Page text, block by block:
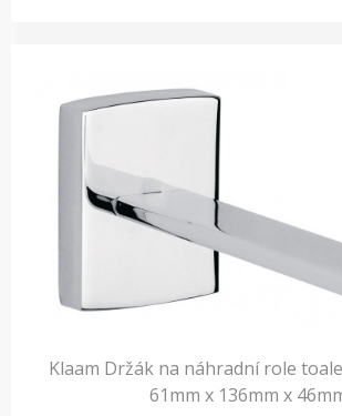
Klaam Držák na náhradní role
61mm x 136mm x